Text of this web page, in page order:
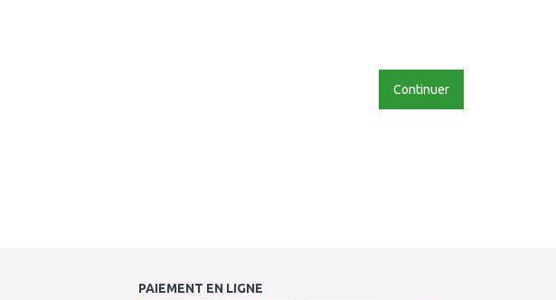
Continuer
PAIEMENT EN LIGNE